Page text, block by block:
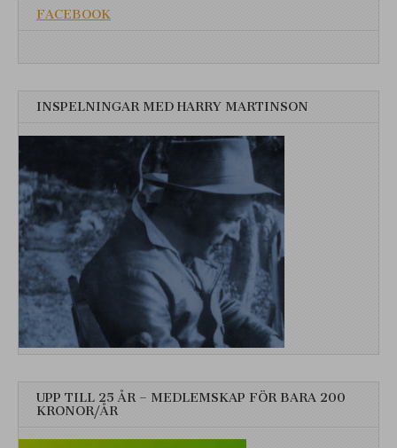
FACEBOOK
INSPELNINGAR MED HARRY MARTINSON
UPP TILL 25 ÅR – MEDLEMSKAP FÖR BARA 200
KRONOR/ÅR